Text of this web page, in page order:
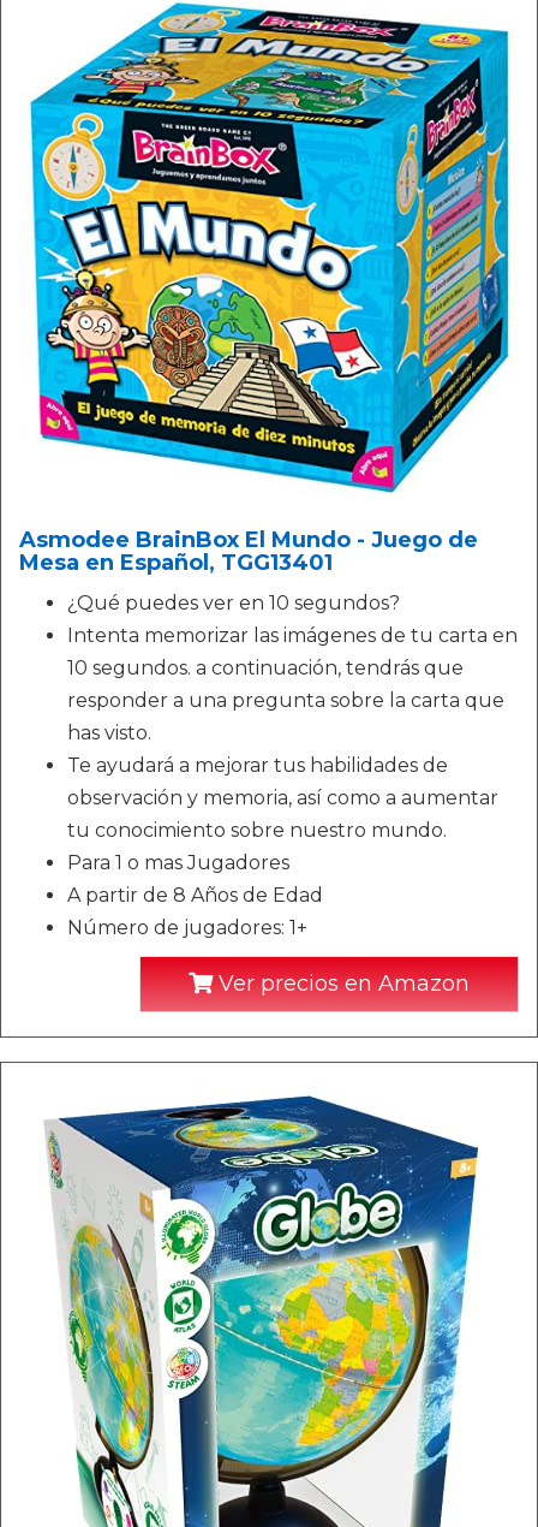
Asmodee BrainBox El Mundo - Juego de
Mesa en Español, TGG13401
¿Qué puedes ver en 10 segundos?
Intenta memorizar las imágenes de tu carta en
10 segundos. a continuación, tendrás que
responder a una pregunta sobre la carta que
has visto.
Te ayudará a mejorar tus habilidades de
observación y memoria, así como a aumentar
tu conocimiento sobre nuestro mundo.
Para 1 o mas Jugadores
A partir de 8 Años de Edad
Número de jugadores: 1+
Ver precios en Amazon